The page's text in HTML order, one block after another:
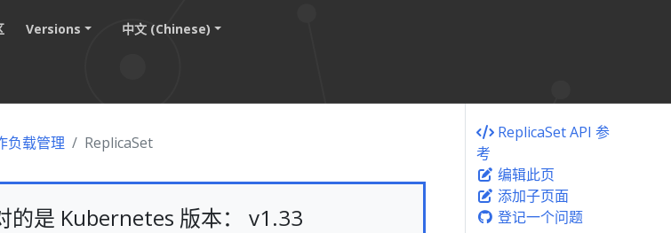
Versions 中文 (Chinese)
负载管理 ReplicaSet
的是 Kubernetes 版本： v1.33
ReplicaSet API 参
考
编辑此页
添加子页面
登记一个问题